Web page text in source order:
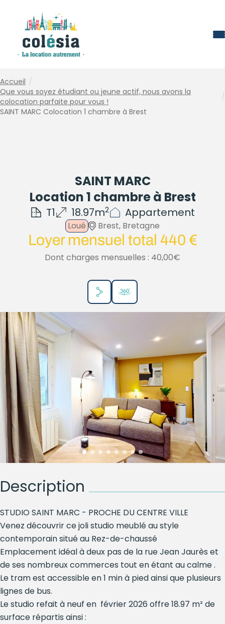
Accueil /
Que vous soyez étudiant ou jeune actif, nous avons la
colocation parfaite pour vous !
/
SAINT MARC Colocation 1 chambre à Brest
SAINT MARC
Location 1 chambre à Brest
T1 18.97m2 Appartement
Loué Brest, Bretagne
Loyer mensuel total 440 €
Dont charges mensuelles : 40,00€
Description
STUDIO SAINT MARC - PROCHE DU CENTRE VILLE
Venez découvrir ce joli studio meublé au style
contemporain situé au Rez-de-chaussé
Emplacement idéal à deux pas de la rue Jean Jaurès et
de ses nombreux commerces tout en étant au calme .
Le tram est accessible en 1 min à pied ainsi que plusieurs
lignes de bus.
Le studio refait à neuf en février 2026 offre 18.97 m² de
surface répartis ainsi :